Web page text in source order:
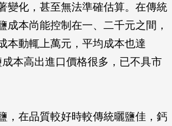
變化，甚至無法準確估算。在傳統
成本尚能控制在一、二千元之間，
本動輒上萬元，平均成本也達
本高出進口價格很多，已不具市
，在品質較好時較傳統曬鹽佳，鈣